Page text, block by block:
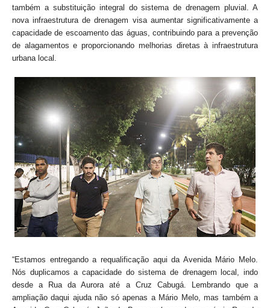
também a substituição integral do sistema de drenagem pluvial. A
nova infraestrutura de drenagem visa aumentar significativamente a
capacidade de escoamento das águas, contribuindo para a prevenção
de alagamentos e proporcionando melhorias diretas à infraestrutura
urbana local.
“Estamos entregando a requalificação aqui da Avenida Mário Melo.
Nós duplicamos a capacidade do sistema de drenagem local, indo
desde a Rua da Aurora até a Cruz Cabugá. Lembrando que a
ampliação daqui ajuda não só apenas a Mário Melo, mas também a